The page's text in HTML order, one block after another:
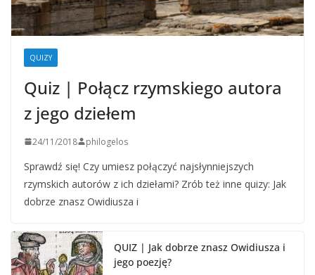
QUIZY
Quiz | Połącz rzymskiego autora
z jego dziełem
24/11/2018 philogelos
Sprawdź się! Czy umiesz połączyć najsłynniejszych
rzymskich autorów z ich dziełami? Zrób też inne quizy: Jak
dobrze znasz Owidiusza i
QUIZ | Jak dobrze znasz Owidiusza i
jego poezję?